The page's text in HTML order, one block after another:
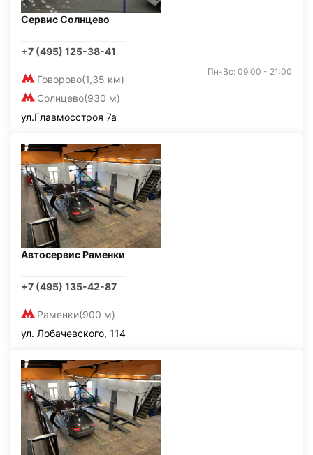
Сервис Солнцево
+7 (495) 125-38-41
Говорово(1,35 км)
Солнцево(930 м)
Пн-Вс: 09:00 - 21:00
ул.Главмосстроя 7а
Автосервис Раменки
+7 (495) 135-42-87
Раменки(900 м)
ул. Лобачевского, 114